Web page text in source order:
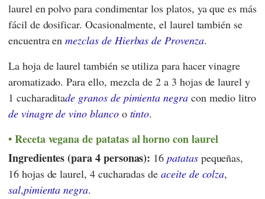
laurel en polvo para condimentar los platos, ya que es más
fácil de dosificar. Ocasionalmente, el laurel también se
encuentra enmezclas de Hierbas de Provenza.
La hoja de laurel también se utiliza para hacer vinagre
aromatizado. Para ello, mezcla de 2 a 3 hojas de laurel y
1 cucharaditade granos de pimienta negracon medio litro
de vinagre de vino blancoo tinto.
Receta vegana depatatasal horno con laurel
Ingredientes (para 4 personas): 16patataspequeñas,
16 hojas de laurel, 4 cucharadas deaceite de colza,
sal,pimienta negra.